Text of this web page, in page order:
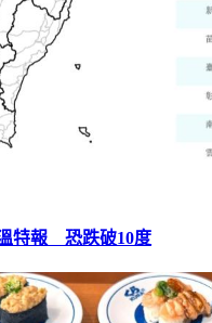
特報 恐跌破10度